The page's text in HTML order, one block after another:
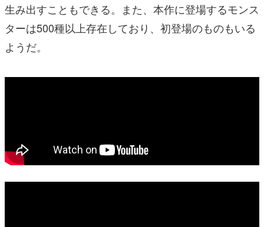
生み出すこともできる。また、本作に登場するモンス
ターは500種以上存在しており、初登場のものもいる
ようだ。